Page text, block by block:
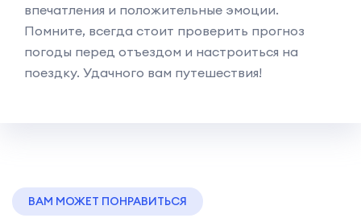
впечатления и положительные эмоции.
Помните, всегда стоит проверить прогноз
погоды перед отъездом и настроиться на
поездку. Удачного вам путешествия!
ВАМ МОЖЕТ ПОНРАВИТЬСЯ